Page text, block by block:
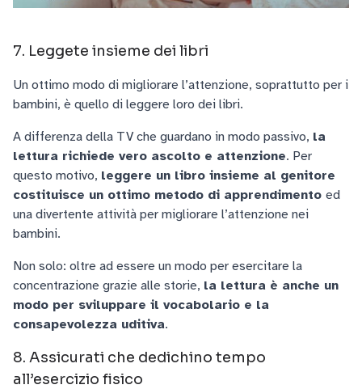
7. Leggete insieme dei libri
Un ottimo modo di migliorare l’attenzione, soprattutto per i
bambini, è quello di leggere loro dei libri.
A differenza della TV che guardano in modo passivo, la
lettura richiede vero ascolto e attenzione. Per
questo motivo, leggere un libro insieme al genitore
costituisce un ottimo metodo di apprendimento ed
una divertente attività per migliorare l’attenzione nei
bambini.
Non solo: oltre ad essere un modo per esercitare la
concentrazione grazie alle storie, la lettura è anche un
modo per sviluppare il vocabolario e la
consapevolezza uditiva.
8. Assicurati che dedichino tempo
all’esercizio fisico